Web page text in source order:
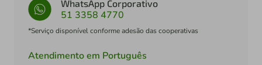
WhatsApp Corporativo
51 3358 4770
*Serviço disponível conforme adesão das cooperativas
Atendimento em Português